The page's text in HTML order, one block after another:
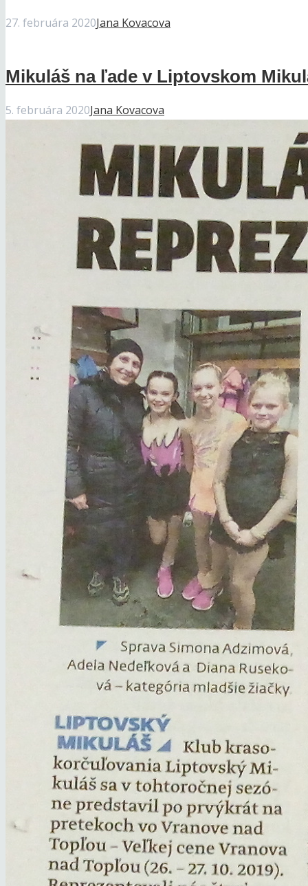
27. februára 2020Jana Kovacova
Mikuláš na ľade v Liptovskom
5. februára 2020Jana Kovacova